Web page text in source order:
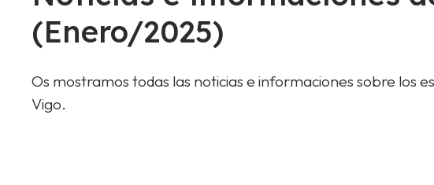
(Enero/2025)
Os mostramos todas las noticias e informaciones sobre los
Vigo.